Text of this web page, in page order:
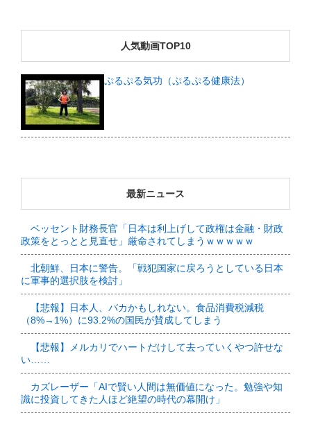
人気動画TOP10
ぷるぷる気功（ぷるぷる健康法）
最新ニュース
ベッセント財務長官「日本は利上げして政権は金融・財政
政策をとっとと見直せ」厳命されてしまうｗｗｗｗｗ
北朝鮮、日本に警告。「戦犯国家に戻ろうとしている日本
に軍事的選択肢を検討」
【悲報】日本人、バカかもしれない。食品消費税減税
（8%→1%）に93.2%の国民が賛成してしまう
【悲報】メルカリでハートだけして去っていくやつ許せな
い……
カズレーザー「AIで賢い人間は無価値になった。勉強や知
識に投資してきた人ほど絶望の時代の幕開け」